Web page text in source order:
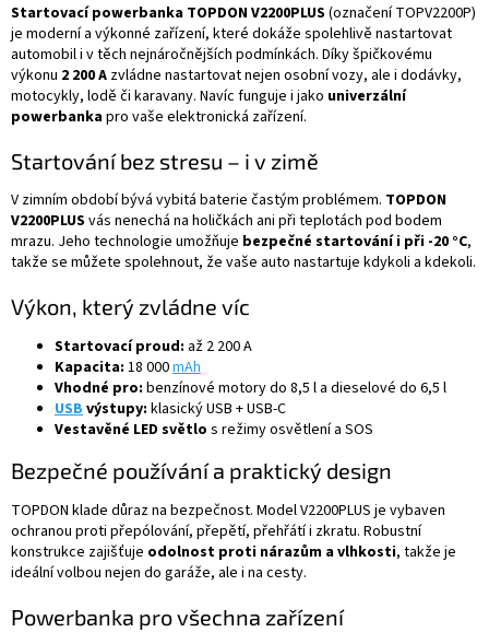
Startovací powerbanka TOPDON V2200PLUS (označení TOPV2200P)
je moderní a výkonné zařízení, které dokáže spolehlivě nastartovat
automobil i v těch nejnáročnějších podmínkách. Díky špičkovému
výkonu 2 200 A zvládne nastartovat nejen osobní vozy, ale i dodávky,
motocykly, lodě či karavany. Navíc funguje i jako univerzální
powerbankapro vaše elektronická zařízení.
Startování bez stresu – i v zimě
V zimním období bývá vybitá baterie častým problémem. TOPDON
V2200PLUS vás nenechá na holičkách ani při teplotách pod bodem
mrazu. Jeho technologie umožňuje bezpečné startování i při -20 °C,
takže se můžete spolehnout, že vaše auto nastartuje kdykoli a kdekoli.
Výkon, který zvládne víc
Startovací proud: až 2 200 A
Kapacita: 18 000mAh
Vhodné pro: benzínové motory do 8,5 l a dieselové do 6,5 l
USB výstupy: klasický USB + USB-C
Vestavěné LED světlo s režimy osvětlení a SOS
Bezpečné používání a praktický design
TOPDON klade důraz na bezpečnost. Model V2200PLUS je vybaven
ochranou proti přepólování, přepětí, přehřátí i zkratu. Robustní
konstrukce zajišťuje odolnost proti nárazům a vlhkosti, takže je
ideální volbou nejen do garáže, ale i na cesty.
Powerbanka pro všechna zařízení